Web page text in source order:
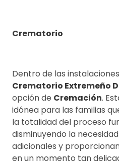
Crematorio
Dentro de las
Crematorio Extremeño
opción de Cremación.
idónea para las familias
la totalidad del proceso
disminuyendo la
adicionales y
en un momento tan